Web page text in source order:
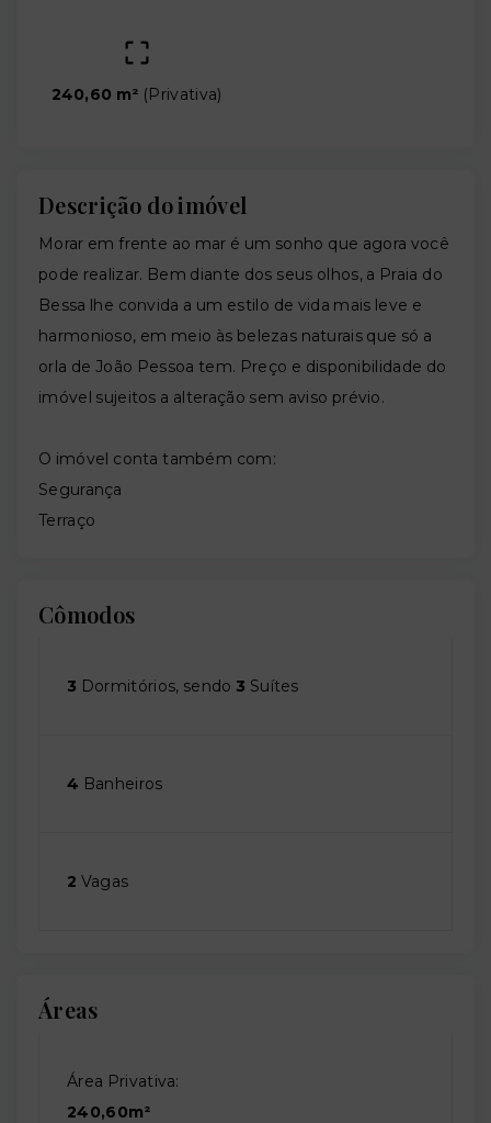
240,60 m² (Privativa)
Descrição do imóvel
Morar em frente ao mar é um sonho que agora você
pode realizar. Bem diante dos seus olhos, a Praia do
Bessa lhe convida a um estilo de vida mais leve e
harmonioso, em meio às belezas naturais que só a
orla de João Pessoa tem. Preço e disponibilidade do
imóvel sujeitos a alteração sem aviso prévio.
O imóvel conta também com:
Segurança
Terraço
Cômodos
3 Dormitórios, sendo 3 Suítes
4 Banheiros
2 Vagas
Áreas
Área Privativa:
240,60m²